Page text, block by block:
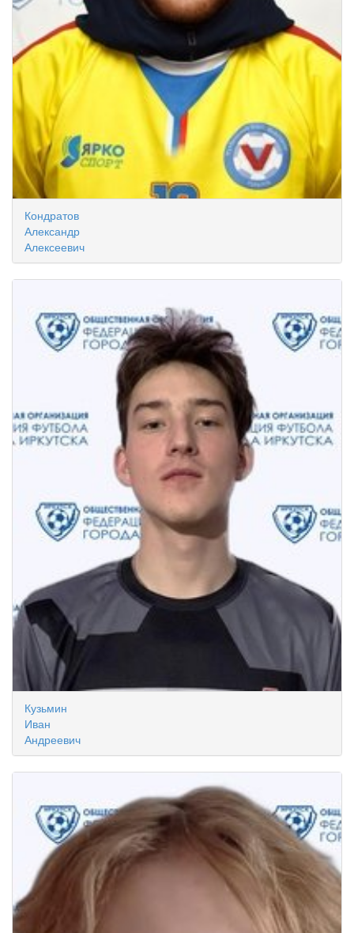
Кондратов
Александр
Алексеевич
Кузьмин
Иван
Андреевич